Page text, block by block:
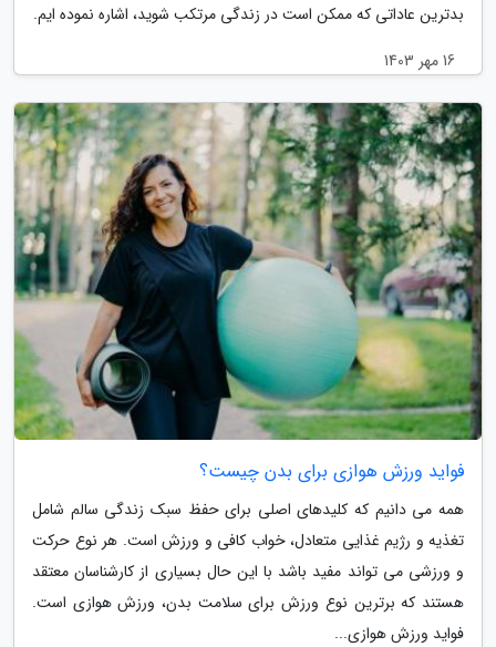
بدترین عاداتی که ممکن است در زندگی مرتکب شوید، اشاره نموده ایم.
16 مهر 1403
فواید ورزش هوازی برای بدن چیست؟
همه می دانیم که کلیدهای اصلی برای حفظ سبک زندگی سالم شامل
تغذیه و رژیم غذایی متعادل، خواب کافی و ورزش است. هر نوع حرکت
و ورزشی می تواند مفید باشد با این حال بسیاری از کارشناسان معتقد
هستند که برترین نوع ورزش برای سلامت بدن، ورزش هوازی است.
فواید ورزش هوازی...